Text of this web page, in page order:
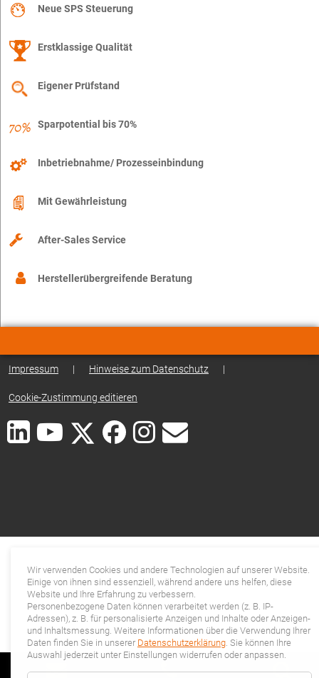
Neue SPS Steuerung
Erstklassige Qualität
Eigener Prüfstand
Sparpotential bis 70%
Inbetriebnahme/ Prozesseinbindung
Mit Gewährleistung
After-Sales Service
Herstellerübergreifende Beratung
Impressum | Hinweise zum Datenschutz |
Cookie-Zustimmung editieren
Wir verwenden Cookies und andere Technologien auf unserer Website.
Einige von ihnen sind essenziell, während andere uns helfen, diese
Website und Ihre Erfahrung zu verbessern.
Personenbezogene Daten können verarbeitet werden (z. B. IP-
Adressen), z. B. für personalisierte Anzeigen und Inhalte oder Anzeigen-
und Inhaltsmessung. Weitere Informationen über die Verwendung Ihrer
Daten finden Sie in unserer Datenschutzerklärung . Sie können Ihre
Auswahl jederzeit unter Einstellungen widerrufen oder anpassen.